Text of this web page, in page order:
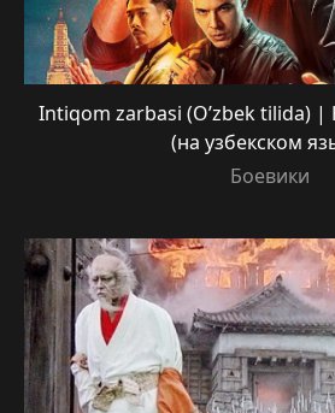
Intiqom zarbasi (O’zbek tilida) |
(на узбекском
Боевики